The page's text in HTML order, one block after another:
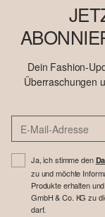
Dein Fashion-
Überraschungen
Ja, ich stimme den
zu und möchte
Produkte erhalten
GmbH & Co. KG zu
darf.